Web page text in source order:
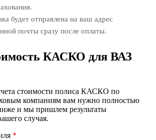
будет отправлена на ваш адрес
почты сразу после оплаты.
КАСКО для ВАЗ
стоимости полиса КАСКО по
компаниям вам нужно полностью
и мы пришлем результаты
случая.
*